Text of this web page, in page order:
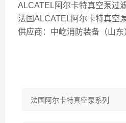
ALCATEL阿尔卡特真空泵过
法国ALCATEL阿尔卡特真空
供应商：中屹消防装备（山东